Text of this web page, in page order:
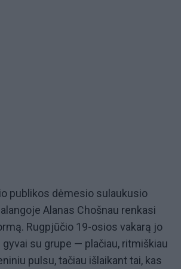
publikos dėmesio sulaukusio
Alanas Chošnau renkasi
Rugpjūčio 19-osios vakarą jo
su grupe — plačiau, ritmiškiau
pulsu, tačiau išlaikant tai, kas